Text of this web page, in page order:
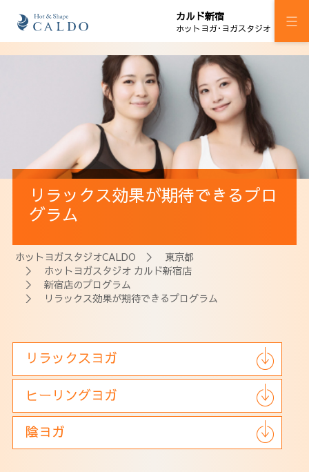
カルド新宿
ホットヨガ･ヨガスタジオ
スケジュール
マシンピラティス
料金
法人会員
アクセス
リラックス効果が期待できるプロ
グラム
ホットヨガスタジオCALDO ＞ 東京都
＞ ホットヨガスタジオ カルド新宿店
＞新宿店のプログラム
＞ リラックス効果が期待できるプログラム
リラックスヨガ
ヒーリングヨガ
陰ヨガ